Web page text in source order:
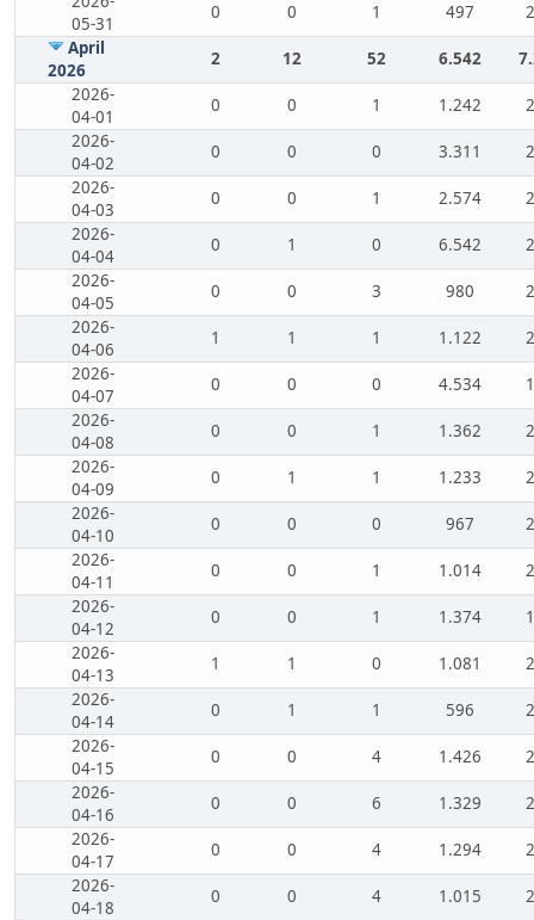
05-31
0 0 1 497
April
2026
2 12 52 6.542
2026-
04-01
0 0 1 1.242
2026-
04-02
0 0 0 3.311
2026-
04-03
0 0 1 2.574
2026-
04-04
0 1 0 6.542
2026-
04-05
0 0 3 980
2026-
04-06
1 1 1 1.122
2026-
04-07
0 0 0 4.534
2026-
04-08
0 0 1 1.362
2026-
04-09
0 1 1 1.233
2026-
04-10
0 0 0 967
2026-
04-11
0 0 1 1.014
2026-
04-12
0 0 1 1.374
2026-
04-13
1 1 0 1.081
2026-
04-14
0 1 1 596
2026-
04-15
0 0 4 1.426
2026-
04-16
0 0 6 1.329
2026-
04-17
0 0 4 1.294
2026-
04-18
0 0 4 1.015